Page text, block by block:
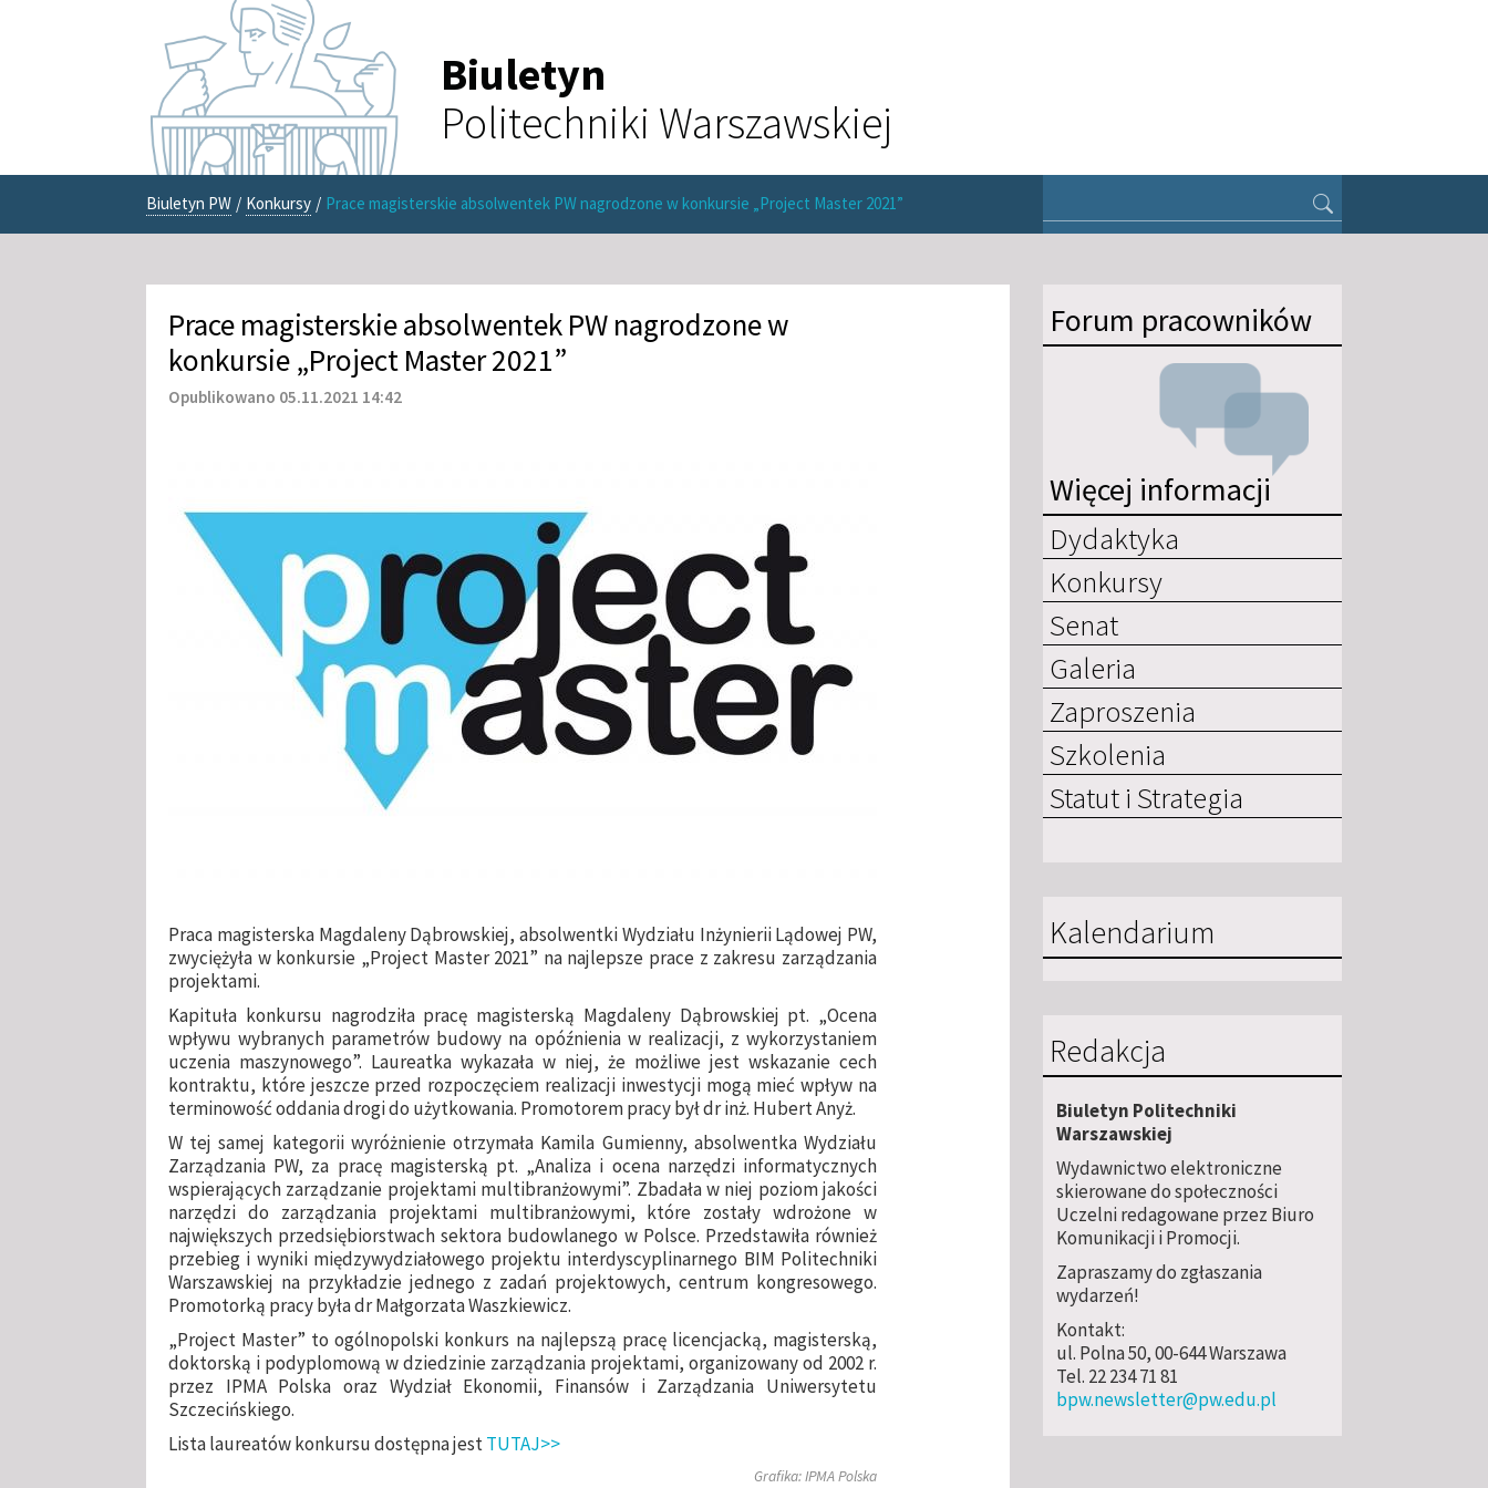
Biuletyn
Politechniki Warszawskiej
Biuletyn PW / Konkursy / Prace magisterskie absolwentek PW nagrodzone w konkursie „Project Master 2021”
Prace magisterskie absolwentek PW nagrodzone w
konkursie „Project Master 2021”
Opublikowano 05.11.2021 14:42
Praca magisterska Magdaleny Dąbrowskiej, absolwentki Wydziału Inżynierii Lądowej PW,
zwyciężyła w konkursie „Project Master 2021” na najlepsze prace z zakresu zarządzania
projektami.
Kapituła konkursu nagrodziła pracę magisterską Magdaleny Dąbrowskiej pt. „Ocena
wpływu wybranych parametrów budowy na opóźnienia w realizacji, z wykorzystaniem
uczenia maszynowego”. Laureatka wykazała w niej, że możliwe jest wskazanie cech
kontraktu, które jeszcze przed rozpoczęciem realizacji inwestycji mogą mieć wpływ na
terminowość oddania drogi do użytkowania. Promotorem pracy był dr inż. Hubert Anyż.
W tej samej kategorii wyróżnienie otrzymała Kamila Gumienny, absolwentka Wydziału
Zarządzania PW, za pracę magisterską pt. „Analiza i ocena narzędzi informatycznych
wspierających zarządzanie projektami multibranżowymi”. Zbadała w niej poziom jakości
narzędzi do zarządzania projektami multibranżowymi, które zostały wdrożone w
największych przedsiębiorstwach sektora budowlanego w Polsce. Przedstawiła również
przebieg i wyniki międzywydziałowego projektu interdyscyplinarnego BIM Politechniki
Warszawskiej na przykładzie jednego z zadań projektowych, centrum kongresowego.
Promotorką pracy była dr Małgorzata Waszkiewicz.
„Project Master” to ogólnopolski konkurs na najlepszą pracę licencjacką, magisterską,
doktorską i podyplomową w dziedzinie zarządzania projektami, organizowany od 2002 r.
przez IPMA Polska oraz Wydział Ekonomii, Finansów i Zarządzania Uniwersytetu
Szczecińskiego.
Lista laureatów konkursu dostępna jestTUTAJ>>
Grafika: IPMA Polska
Forum pracowników
Więcej informacji
Dydaktyka
Konkursy
Senat
Galeria
Zaproszenia
Szkolenia
Statut i Strategia
Kalendarium
Redakcja
Biuletyn Politechniki
Warszawskiej
Wydawnictwo elektroniczne
skierowane do społeczności
Uczelni redagowane przez Biuro
Komunikacji i Promocji.
Zapraszamy do zgłaszania
wydarzeń!
Kontakt:
ul. Polna 50, 00-644 Warszawa
Tel. 22 234 71 81
bpw.newsletter@pw.edu.pl